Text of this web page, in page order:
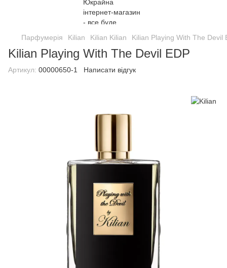
Парфумерія Kilian Kilian Kilian Kilian Playing With The Devil
Kilian Playing With The Devil EDP
Артикул: 00000650-1 Написати відгук